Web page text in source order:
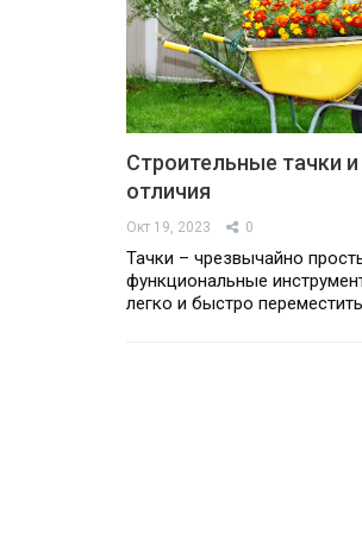
Строительные тачки
отличия
Окт 19, 2023 0
Тачки – чрезвычайно
функциональные
легко и быстро